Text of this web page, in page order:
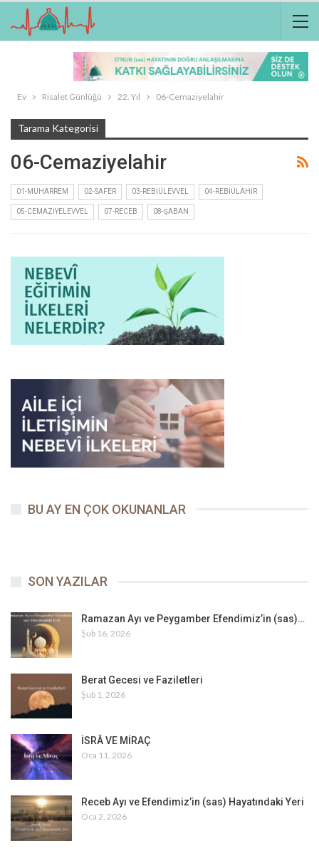
Ev Risalet Günlüğü 22. Yıl 06-Cemaziyelahir
Tarama Kategorisi
06-Cemaziyelahir
01-MUHARREM 02-SAFER 03-REBIÜLEVVEL 04-REBIÜLAHIR
05-CEMAZIYELEVVEL 07-RECEB 08-ŞABAN
BU AY EN ÇOK OKUNANLAR
SON YAZILAR
Ramazan Ayı ve Peygamber Efendimiz’in (sas)…
Şub 16, 2026
Berat Gecesi ve Faziletleri
Şub 1, 2026
İSRÂ VE MİRAÇ
Oca 11, 2026
Receb Ayı ve Efendimiz’in (sas) Hayatındaki Yeri
Oca 2, 2026